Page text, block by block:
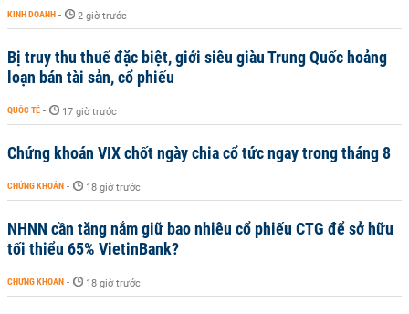
KINH DOANH - 2 giờ trước
Bị truy thu thuế đặc biệt, giới siêu giàu Trung Quốc hoảng
loạn bán tài sản, cổ phiếu
QUỐC TẾ - 17 giờ trước
Chứng khoán VIX chốt ngày chia cổ tức ngay trong tháng 8
CHỨNG KHOÁN - 18 giờ trước
NHNN cần tăng nắm giữ bao nhiêu cổ phiếu CTG để sở hữu
tối thiểu 65% VietinBank?
CHỨNG KHOÁN - 18 giờ trước